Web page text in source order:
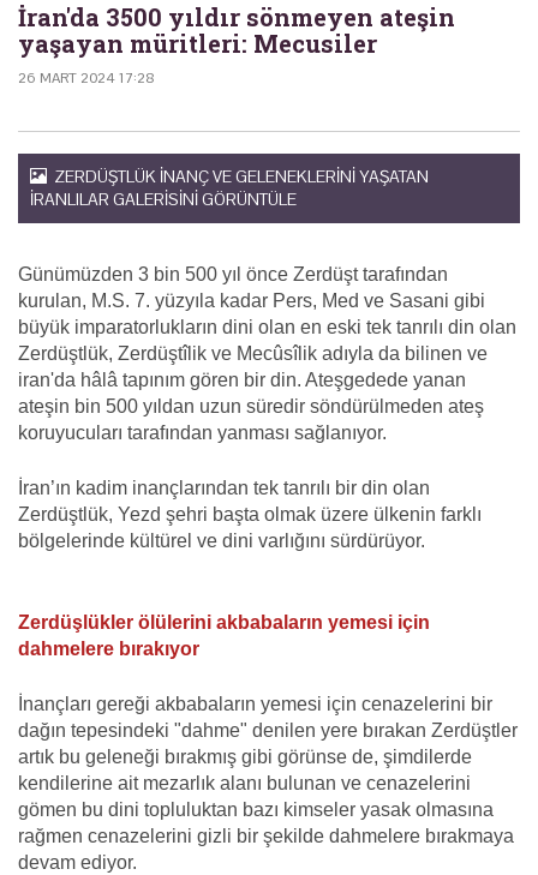
İran'da 3500 yıldır sönmeyen ateşin
yaşayan müritleri: Mecusiler
26 MART 2024 17:28
ZERDÜŞTLÜK INANÇ VE GELENEKLERINI YAŞATAN
İRANLILAR GALERISINI GÖRÜNTÜLE
Günümüzden 3 bin 500 yıl önce Zerdüşt tarafından
kurulan, M.S. 7. yüzyıla kadar Pers, Med ve Sasani gibi
büyük imparatorlukların dini olan en eski tek tanrılı din olan
Zerdüştlük, Zerdüştîlik ve Mecûsîlik adıyla da bilinen ve
iran'da hâlâ tapınım gören bir din. Ateşgedede yanan
ateşin bin 500 yıldan uzun süredir söndürülmeden ateş
koruyucuları tarafından yanması sağlanıyor.
İran’ın kadim inançlarından tek tanrılı bir din olan
Zerdüştlük, Yezd şehri başta olmak üzere ülkenin farklı
bölgelerinde kültürel ve dini varlığını sürdürüyor.
Zerdüşlükler ölülerini akbabaların yemesi için
dahmelere bırakıyor
İnançları gereği akbabaların yemesi için cenazelerini bir
dağın tepesindeki "dahme" denilen yere bırakan Zerdüştler
artık bu geleneği bırakmış gibi görünse de, şimdilerde
kendilerine ait mezarlık alanı bulunan ve cenazelerini
gömen bu dini topluluktan bazı kimseler yasak olmasına
rağmen cenazelerini gizli bir şekilde dahmelere bırakmaya
devam ediyor.